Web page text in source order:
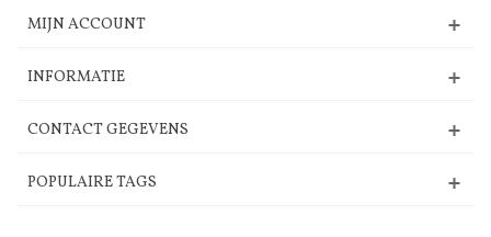
MIJN ACCOUNT
INFORMATIE
CONTACT GEGEVENS
POPULAIRE TAGS